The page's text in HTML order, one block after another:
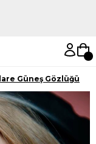
Güneş Gözlüğü